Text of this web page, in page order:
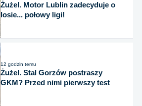
Żużel. Motor Lublin zadecyduje o
losie... połowy ligi!
12 godzin temu
Żużel. Stal Gorzów postraszy
GKM? Przed nimi pierwszy test